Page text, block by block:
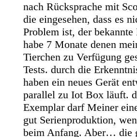
nach Rücksprache mit
die eingesehen, dass es
Problem ist, der bekannte
habe 7 Monate denen
Tierchen zu Verfügung
Tests. durch die
haben ein neues Gerät
parallel zu Iot Box läuft.
Exemplar darf Meiner
gut Serienproduktion,
beim Anfang. Aber… die